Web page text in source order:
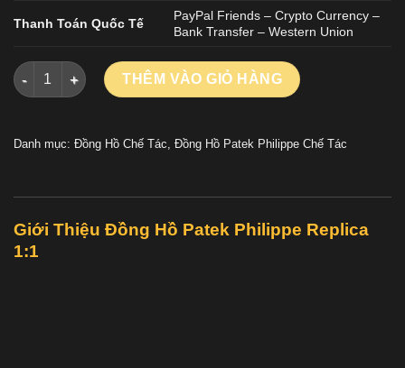
Thanh Toán Quốc Tế
PayPal Friends – Crypto Currency –
Bank Transfer – Western Union
Đồng Hồ Patek Philippe Chế Tác Complications 5205R Mặt Số
THÊM VÀO GIỎ HÀNG
Danh mục: Đồng Hồ Chế Tác, Đồng Hồ Patek Philippe Chế Tác
Giới Thiệu Đồng Hồ Patek Philippe Replica
1:1